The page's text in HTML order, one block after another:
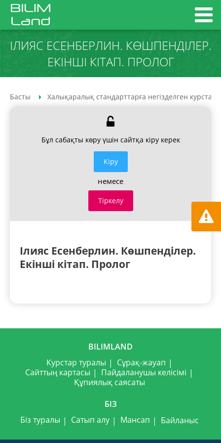
ІЛИЯС ЕСЕНБЕРЛИН. КӨШПЕНДІЛЕР.
ЕКІНШІ КІТАП. ПРОЛОГ
Басты Халықаралық стандарттарға негізделген курстар
Бұл сабақты көру үшін сайтқа кіру керек
Кiру
немесе
Тіркелу
Ілияс Есенберлин. Көшпенділер.
Екінші кітап. Пролог
BILIMLAND
Курстар туралы
Сұрақ-жауап
Сайттың картасы
Пайдаланушы келісімі
Құпиялық саясаты
БІЗ
Біз туралы
Сатып алу Мансап Байланыс